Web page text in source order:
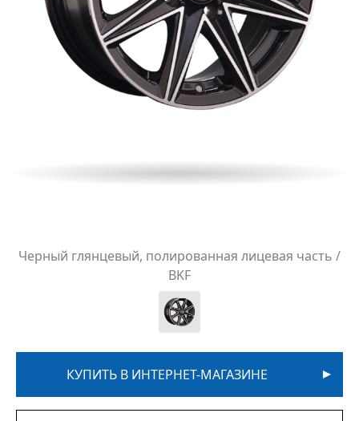
Черный глянцевый, полированная лицевая часть /
BKF
КУПИТЬ В ИНТЕРНЕТ-МАГАЗИНЕ